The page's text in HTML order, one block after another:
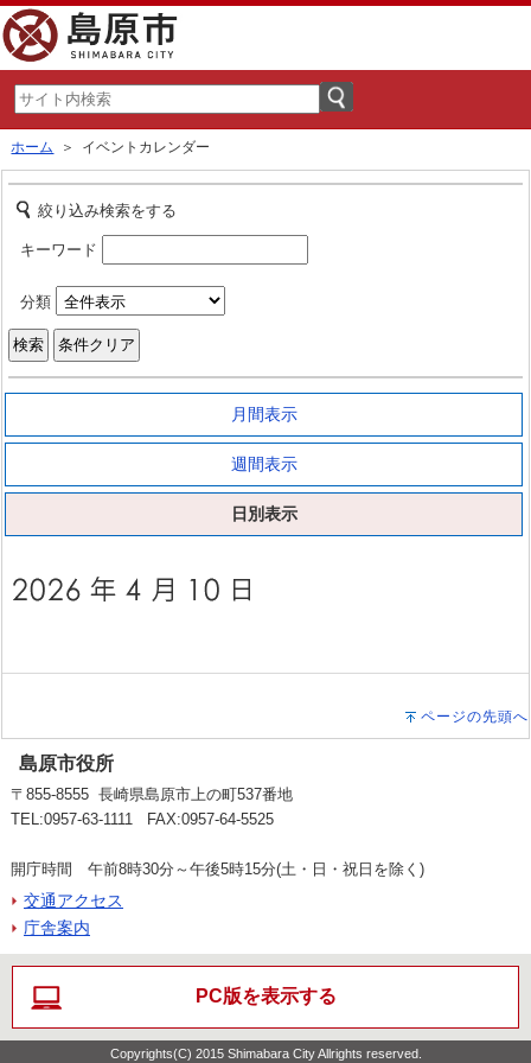
ホーム ＞ イベントカレンダー
絞り込み検索をする
キーワード
分類
月間表示
週間表示
日別表示
ページの先頭へ
島原市役所
〒855-8555 長崎県島原市上の町537番地
TEL:0957-63-1111 FAX:0957-64-5525
開庁時間 午前8時30分～午後5時15分(土・日・祝日を除く)
交通アクセス
庁舎案内
PC版を表示する
Copyrights(C) 2015 Shimabara City Allrights reserved.